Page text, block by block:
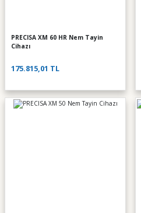
PRECISA XM 60 HR Nem Tayin
Cihazı
175.815,01 TL